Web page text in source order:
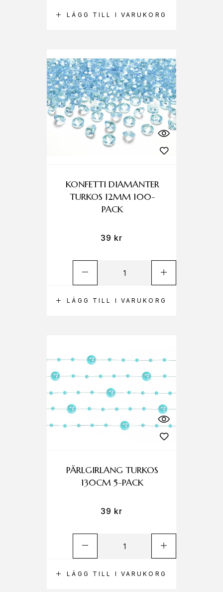
LÄGG TILL I VARUKORG
LÄGG TILL I VARUKORG
KONFETTI DIAMANTER
TURKOS 12MM 100-
PACK
39 kr
LÄGG TILL I VARUKORG
PÄRLGIRLANG TURKOS
130CM 5-PACK
39 kr